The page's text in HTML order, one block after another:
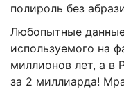
полироль без
Любопытные
используемого на
миллионов лет, а в
за 2 миллиарда!